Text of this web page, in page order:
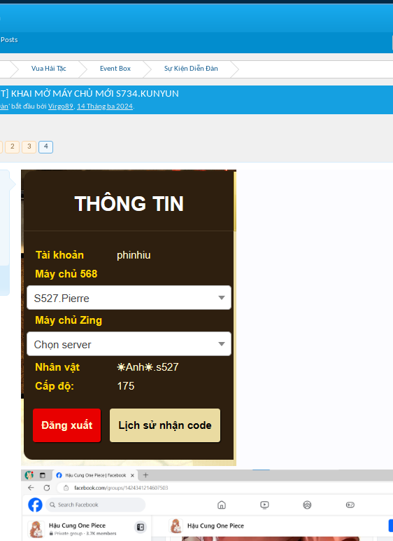
Vua Hải Tặc Event Box Sự Kiện Diễn Đàn
KHAI MỞ MÁY CHỦ MỚI S734.KUNYUN
' bắt đầu bởi Virgo89, 14 Tháng ba 2024.
2 3 4